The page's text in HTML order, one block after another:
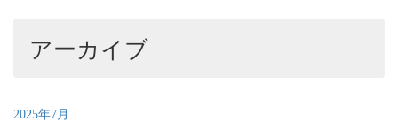
アーカイブ
2025年7月